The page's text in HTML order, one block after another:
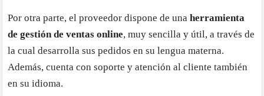
Por otra parte, el proveedor dispone de unaherramienta
de gestión de ventas online, muy sencilla y útil, a través de
la cual desarrolla sus pedidos en su lengua materna.
Además, cuenta con soporte y atención al cliente también
en su idioma.